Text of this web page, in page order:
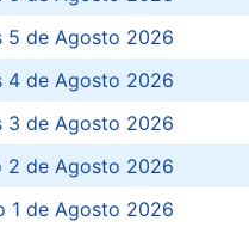
5 de Agosto 2026
4 de Agosto 2026
3 de Agosto 2026
2 de Agosto 2026
1 de Agosto 2026